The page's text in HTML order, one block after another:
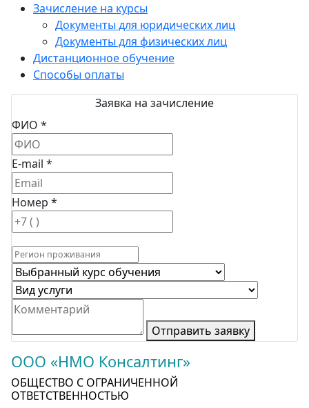
Зачисление на курсы
Документы для юридических лиц
Документы для физических лиц
Дистанционное обучение
Способы оплаты
Заявка на зачисление
ФИО *
E-mail *
Номер *
Отправить заявку
ООО «НМО Консалтинг»
ОБЩЕСТВО С ОГРАНИЧЕННОЙ
ОТВЕТСТВЕННОСТЬЮ